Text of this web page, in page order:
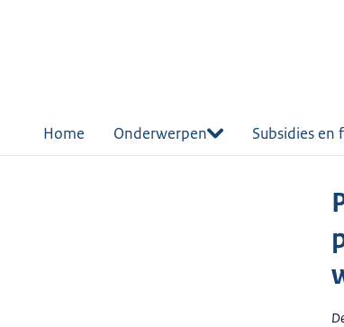
Home Onderwerpen Subsidies en